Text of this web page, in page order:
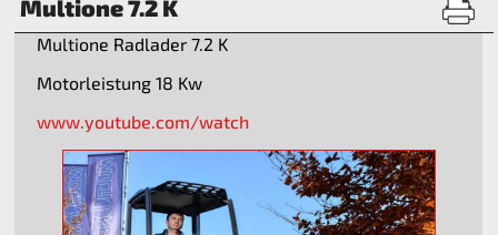
Multione 7.2 K
Multione Radlader 7.2 K
Motorleistung 18 Kw
www.youtube.com/watch